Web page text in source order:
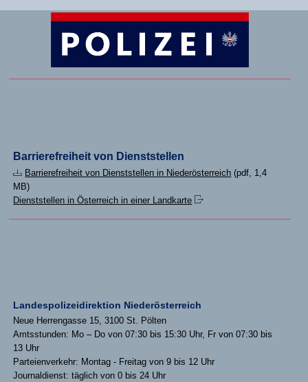
Barrierefreiheit von Dienststellen
Barrierefreiheit von Dienststellen in Niederösterreich (pdf, 1,4
MB)
Dienststellen in Österreich in einer Landkarte
Landespolizeidirektion Niederösterreich
Neue Herrengasse 15, 3100 St. Pölten
Amtsstunden: Mo – Do von 07:30 bis 15:30 Uhr, Fr von 07:30 bis
13 Uhr
Parteienverkehr: Montag - Freitag von 9 bis 12 Uhr
Journaldienst: täglich von 0 bis 24 Uhr